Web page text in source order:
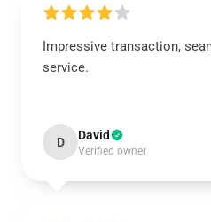
Impressive transaction,
service.
D David
Verified owner